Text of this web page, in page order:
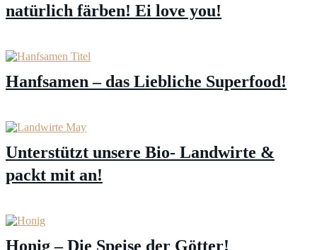
natürlich färben! Ei love you!
Hanfsamen – das Liebliche Superfood!
Unterstützt unsere Bio- Landwirte &
packt mit an!
Honig – Die Speise der Götter!